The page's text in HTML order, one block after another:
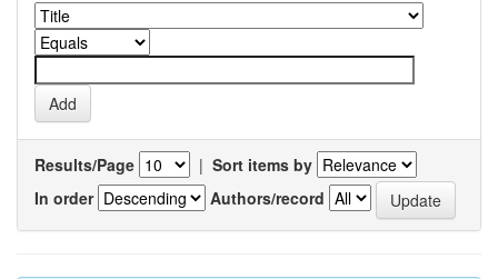
Results/Page | Sort items by
In order
Authors/record